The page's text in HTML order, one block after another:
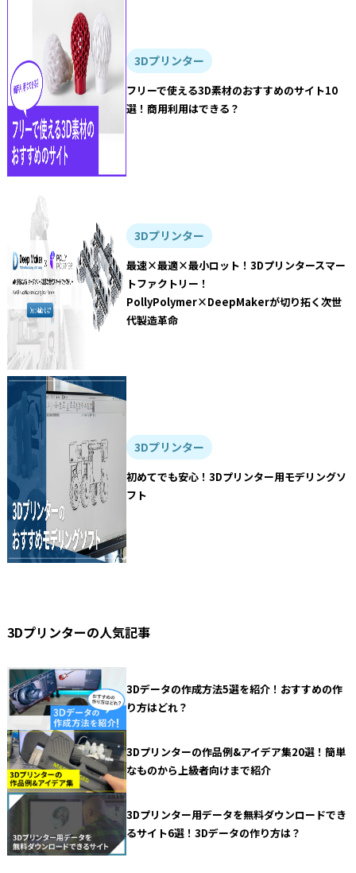
3Dプリンター
フリーで使える3D素材のおすすめのサイト10
選！商用利用はできる？
3Dプリンター
最速×最適×最小ロット！3Dプリンタースマー
トファクトリー！
PollyPolymer×DeepMakerが切り拓く次世
代製造革命
3Dプリンター
初めてでも安心！3Dプリンター用モデリングソ
フト
3Dプリンターの人気記事
3Dデータの作成方法5選を紹介！おすすめの作
り方はどれ？
3Dプリンターの作品例&アイデア集20選！簡単
なものから上級者向けまで紹介
3Dプリンター用データを無料ダウンロードでき
るサイト6選！3Dデータの作り方は？